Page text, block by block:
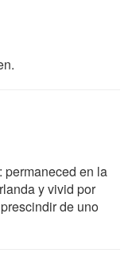
permaneced en la
y vivid por
de uno